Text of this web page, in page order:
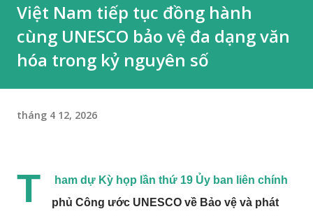
Việt Nam tiếp tục đồng hành
cùng UNESCO bảo vệ đa dạng văn
hóa trong kỷ nguyên số
tháng 4 12, 2026
T
ham dự Kỳ họp lần thứ 19 Ủy ban liên chính
phủ Công ước UNESCO về Bảo vệ và phát